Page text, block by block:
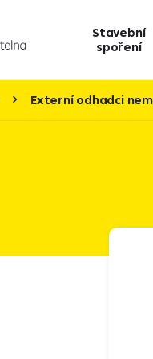
Stavební
spoření
Externí odhadci